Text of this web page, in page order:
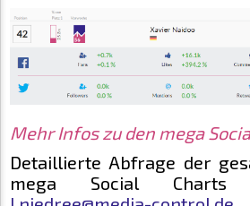
Mehr Infos zu den mega
Detaillierte Abfrage der
mega Social Charts